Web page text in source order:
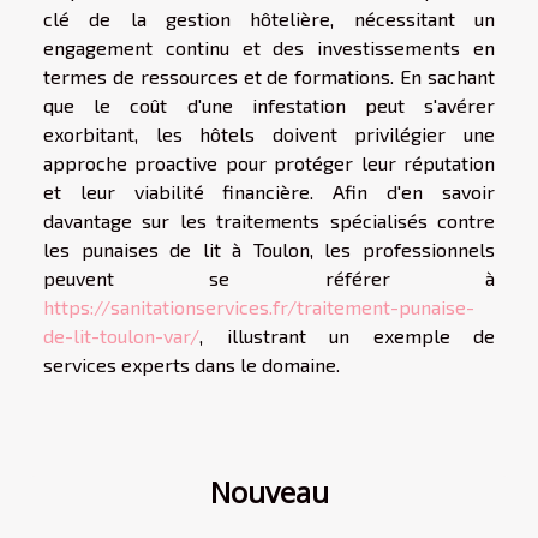
clé de la gestion hôtelière, nécessitant un
engagement continu et des investissements en
termes de ressources et de formations. En sachant
que le coût d'une infestation peut s'avérer
exorbitant, les hôtels doivent privilégier une
approche proactive pour protéger leur réputation
et leur viabilité financière. Afin d'en savoir
davantage sur les traitements spécialisés contre
les punaises de lit à Toulon, les professionnels
peuvent se référer à
https://sanitationservices.fr/traitement-punaise-
de-lit-toulon-var/ , illustrant un exemple de
services experts dans le domaine.
Nouveau